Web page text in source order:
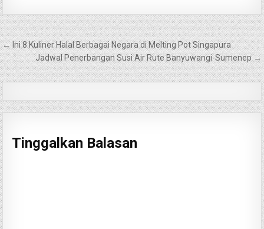
Navigasi
pos
← Ini 8 Kuliner Halal Berbagai Negara di Melting Pot Singapura
Jadwal Penerbangan Susi Air Rute Banyuwangi-Sumenep →
Tinggalkan Balasan